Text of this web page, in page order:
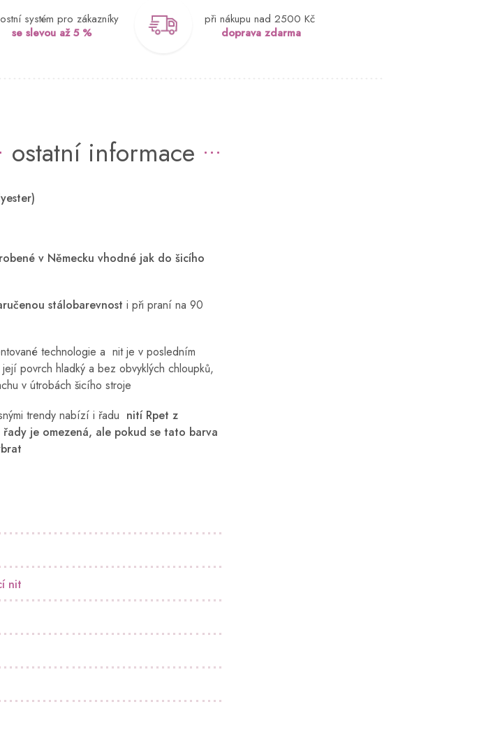
systém pro zákazníky
se slevou až 5 %
při nákupu nad 2500 Kč
doprava zdarma
ostatní informace
v Německu vhodné jak do šicího
stálobarevnost i při praní na 90
technologie a nit je v posledním
povrch hladký a bez obvyklých chloupků,
v útrobách šicího stroje
trendy nabízí i řadu nití Rpet z
je omezená, ale pokud se tato barva
nit